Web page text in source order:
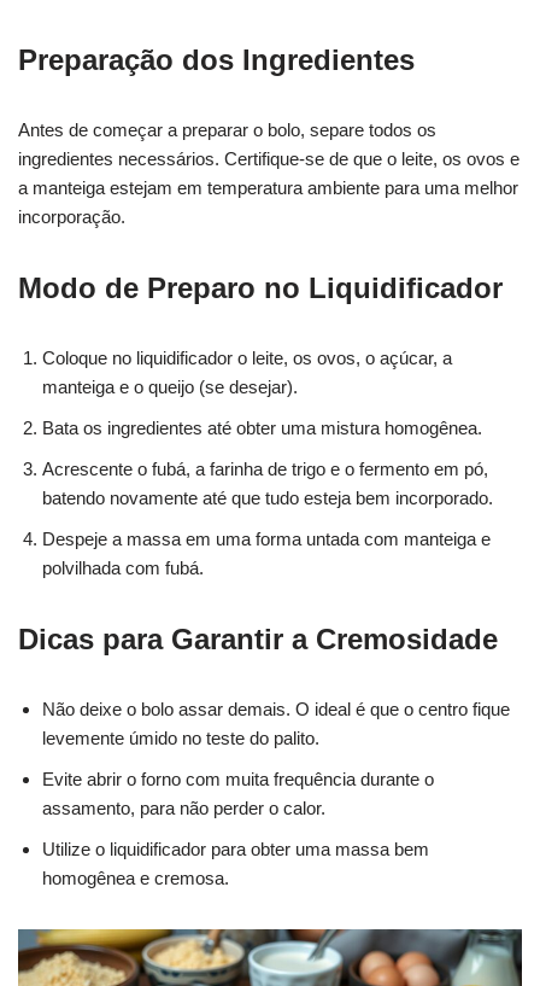
Preparação dos Ingredientes
Antes de começar a preparar o bolo, separe todos os
ingredientes necessários. Certifique-se de que o leite, os ovos e
a manteiga estejam em temperatura ambiente para uma melhor
incorporação.
Modo de Preparo no Liquidificador
Coloque no liquidificador o leite, os ovos, o açúcar, a
manteiga e o queijo (se desejar).
Bata os ingredientes até obter uma mistura homogênea.
Acrescente o fubá, a farinha de trigo e o fermento em pó,
batendo novamente até que tudo esteja bem incorporado.
Despeje a massa em uma forma untada com manteiga e
polvilhada com fubá.
Dicas para Garantir a Cremosidade
Não deixe o bolo assar demais. O ideal é que o centro fique
levemente úmido no teste do palito.
Evite abrir o forno com muita frequência durante o
assamento, para não perder o calor.
Utilize o liquidificador para obter uma massa bem
homogênea e cremosa.